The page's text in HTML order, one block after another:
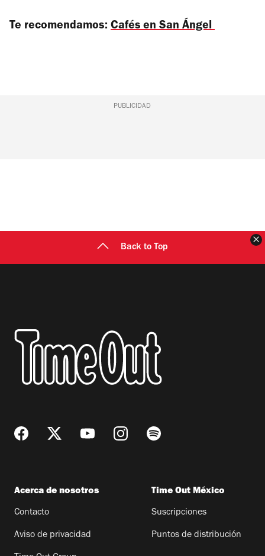
Te recomendamos: Cafés en San Ángel
PUBLICIDAD
Back to Top
Acerca de nosotros
Contacto
Aviso de privacidad
Time Out México
Suscripciones
Puntos de distribución